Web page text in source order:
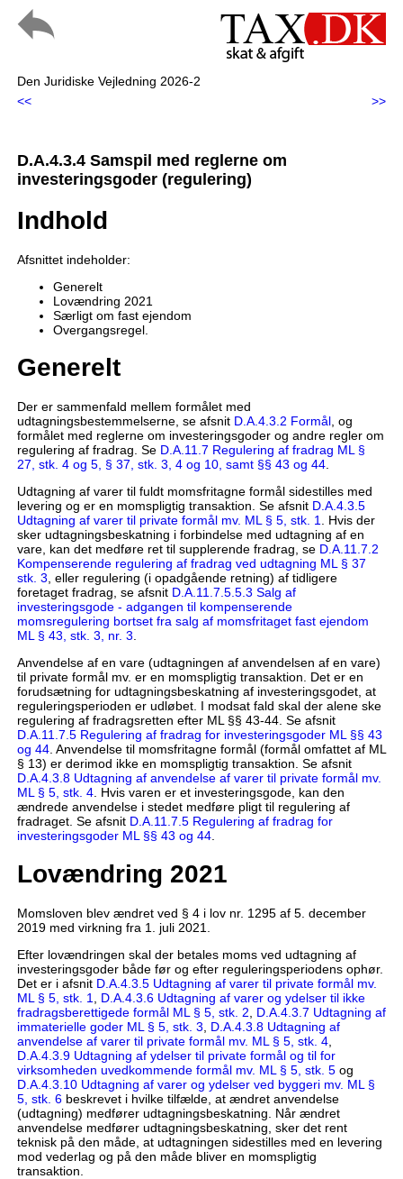
Den Juridiske Vejledning 2026-2
<<
>>
D.A.4.3.4 Samspil med reglerne om
investeringsgoder (regulering)
Indhold
Afsnittet indeholder:
Generelt
Lovændring 2021
Særligt om fast ejendom
Overgangsregel.
Generelt
Der er sammenfald mellem formålet med
udtagningsbestemmelserne, se afsnit D.A.4.3.2 Formål, og
formålet med reglerne om investeringsgoder og andre regler om
regulering af fradrag. Se D.A.11.7 Regulering af fradrag ML §
27, stk. 4 og 5, § 37, stk. 3, 4 og 10, samt §§ 43 og 44.
Udtagning af varer til fuldt momsfritagne formål sidestilles med
levering og er en momspligtig transaktion. Se afsnit D.A.4.3.5
Udtagning af varer til private formål mv. ML § 5, stk. 1
. Hvis der
sker udtagningsbeskatning i forbindelse med udtagning af en
vare, kan det medføre ret til supplerende fradrag, se D.A.11.7.2
Kompenserende regulering af fradrag ved udtagning ML § 37
stk. 3 , eller regulering (i opadgående retning) af tidligere
foretaget fradrag, se afsnit D.A.11.7.5.5.3 Salg af
investeringsgode - adgangen til kompenserende
momsregulering bortset fra salg af momsfritaget fast ejendom
ML § 43, stk. 3, nr. 3
Anvendelse af en vare (udtagningen af anvendelsen af en vare)
til private formål mv. er en momspligtig transaktion. Det er en
forudsætning for udtagningsbeskatning af investeringsgodet, at
reguleringsperioden er udløbet. I modsat fald skal der alene ske
regulering af fradragsretten efter ML §§ 43-44. Se afsnit
D.A.11.7.5 Regulering af fradrag for investeringsgoder ML §§ 43
og 44. Anvendelse til momsfritagne formål (formål omfattet af ML
§ 13) er derimod ikke en momspligtig transaktion. Se afsnit
D.A.4.3.8 Udtagning af anvendelse af varer til private formål mv.
ML § 5, stk. 4. Hvis varen er et investeringsgode, kan den
ændrede anvendelse i stedet medføre pligt til regulering af
fradraget. Se afsnit D.A.11.7.5 Regulering af fradrag for
investeringsgoder ML §§ 43 og 44.
Lovændring 2021
Momsloven blev ændret ved § 4 i lov nr. 1295 af 5. december
2019 med virkning fra 1. juli 2021.
Efter lovændringen skal der betales moms ved udtagning af
investeringsgoder både før og efter reguleringsperiodens ophør.
Det er i afsnit D.A.4.3.5 Udtagning af varer til private formål mv.
ML § 5, stk. 1
D.A.4.3.6 Udtagning af varer og ydelser til ikke
fradragsberettigede formål ML § 5, stk. 2
D.A.4.3.7 Udtagning af
immaterielle goder ML § 5, stk. 3
D.A.4.3.8 Udtagning af
anvendelse af varer til private formål mv. ML § 5, stk. 4,
D.A.4.3.9 Udtagning af ydelser til private formål og til for
virksomheden uvedkommende formål mv. ML § 5, stk. 5og
D.A.4.3.10 Udtagning af varer og ydelser ved byggeri mv. ML §
5, stk. 6beskrevet i hvilke tilfælde, at ændret anvendelse
(udtagning) medfører udtagningsbeskatning. Når ændret
anvendelse medfører udtagningsbeskatning, sker det rent
teknisk på den måde, at udtagningen sidestilles med en levering
mod vederlag og på den måde bliver en momspligtig
transaktion.